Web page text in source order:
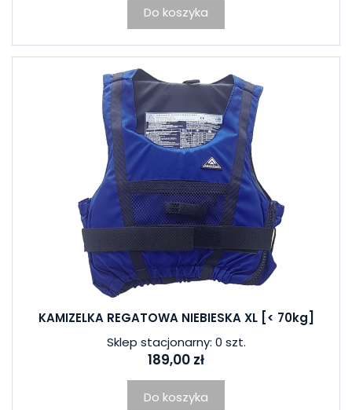
Do koszyka
KAMIZELKA REGATOWA NIEBIESKA XL [< 70kg]
Sklep stacjonarny: 0 szt.
189,00 zł
Do koszyka